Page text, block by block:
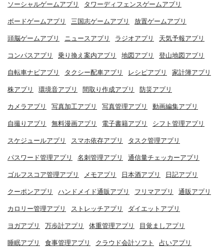
ソーシャルゲームアプリ タワーディフェンスゲームアプリ
ボードゲームアプリ 三国志ゲームアプリ 放置ゲームアプリ
頭脳ゲームアプリ ニュースアプリ ラジオアプリ 天気予報アプリ
コンパスアプリ 乗り換え案内アプリ 地図アプリ 登山地図アプリ
自転車ナビアプリ タクシー配車アプリ レシピアプリ 家計簿アプリ
株アプリ 環境音アプリ 間取り作成アプリ 防災アプリ
カメラアプリ 写真加工アプリ 写真管理アプリ 動画編集アプリ
自撮りアプリ 無料漫画アプリ 電子書籍アプリ シフト管理アプリ
スケジュールアプリ スマホ依存アプリ タスク管理アプリ
パスワード管理アプリ 名刺管理アプリ 通信量チェッカーアプリ
ゴルフスコア管理アプリ メモアプリ 日本酒アプリ 日記アプリ
クーポンアプリ ハンドメイド通販アプリ フリマアプリ 通販アプリ
カロリー管理アプリ ストレッチアプリ ダイエットアプリ
ヨガアプリ 万歩計アプリ 体重管理アプリ 目覚ましアプリ
睡眠アプリ 食事管理アプリ クラウド会計ソフト 占いアプリ